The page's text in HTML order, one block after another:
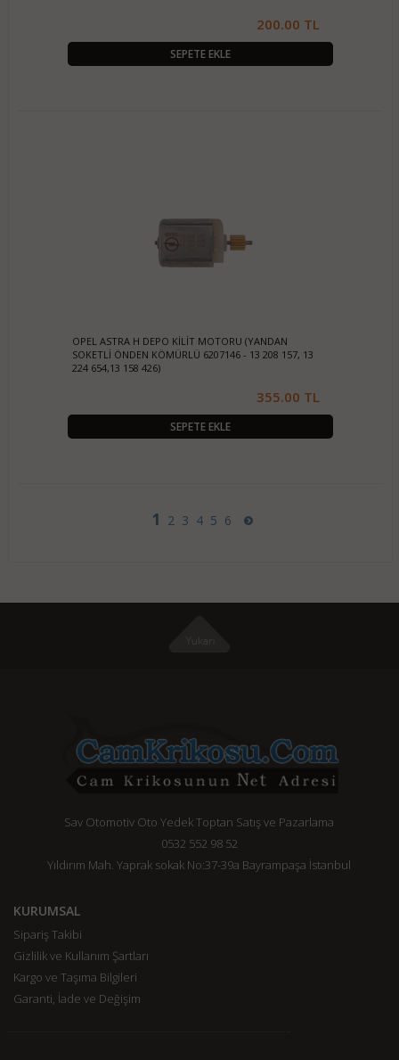
200.00 TL
SEPETE EKLE
OPEL ASTRA H DEPO KİLİT MOTORU (YANDAN
SOKETLİ ÖNDEN KÖMÜRLÜ 6207146 - 13 208 157, 13
224 654,13 158 426)
355.00 TL
SEPETE EKLE
1 2 3 4 5 6
Sav Otomotiv Oto Yedek Toptan Satış ve Pazarlama
0532 552 98 52
Yıldırım Mah. Yaprak sokak No:37-39a Bayrampaşa İstanbul
KURUMSAL
Sipariş Takibi
Gizlilik ve Kullanım Şartları
Kargo ve Taşıma Bilgileri
Garanti, İade ve Değişim